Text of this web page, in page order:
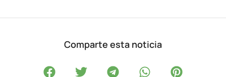
Comparte esta noticia